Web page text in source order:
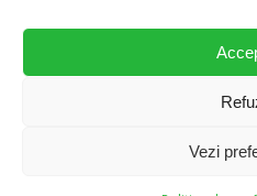
Vezi
031.9111